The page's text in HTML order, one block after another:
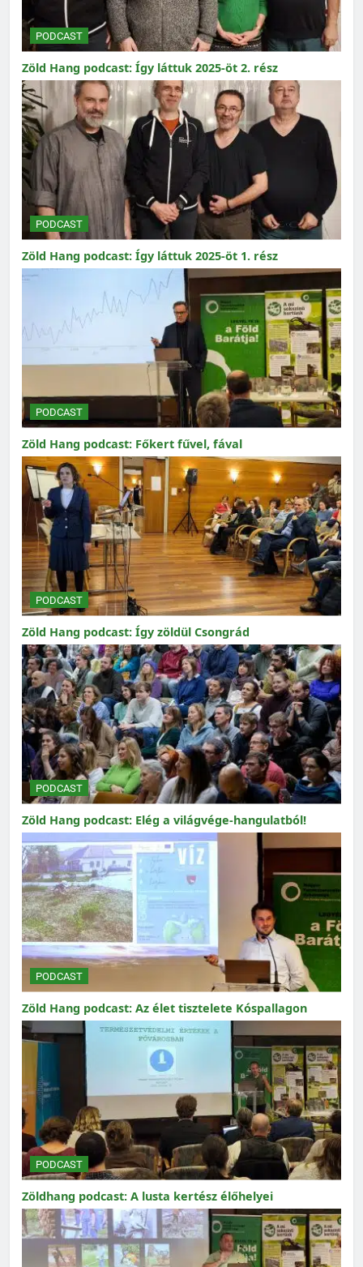
PODCAST
Zöld Hang podcast: Így láttuk 2025-öt 2. rész
PODCAST
Zöld Hang podcast: Így láttuk 2025-öt 1. rész
PODCAST
Zöld Hang podcast: Főkert fűvel, fával
PODCAST
Zöld Hang podcast: Így zöldül Csongrád
PODCAST
Zöld Hang podcast: Elég a világvége-hangulatból!
PODCAST
Zöld Hang podcast: Az élet tisztelete Kóspallagon
PODCAST
Zöldhang podcast: A lusta kertész élőhelyei